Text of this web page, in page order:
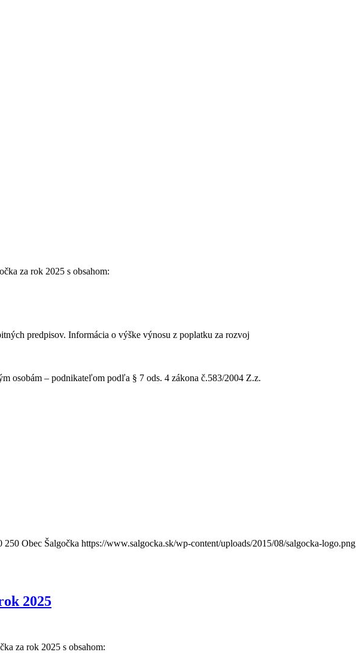
za rok 2025 s obsahom:
predpisov. Informácia o výške výnosu z poplatku za rozvoj
osobám – podnikateľom podľa § 7 ods. 4 zákona č.583/2004 Z.z.
250 Obec Šalgočka https://www.salgocka.sk/wp-content/uploads/2015/08/salgocka-logo.png
2025
za rok 2025 s obsahom: